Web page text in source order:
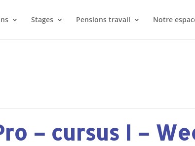
Stages Pensions travail Notre
– cursus I –